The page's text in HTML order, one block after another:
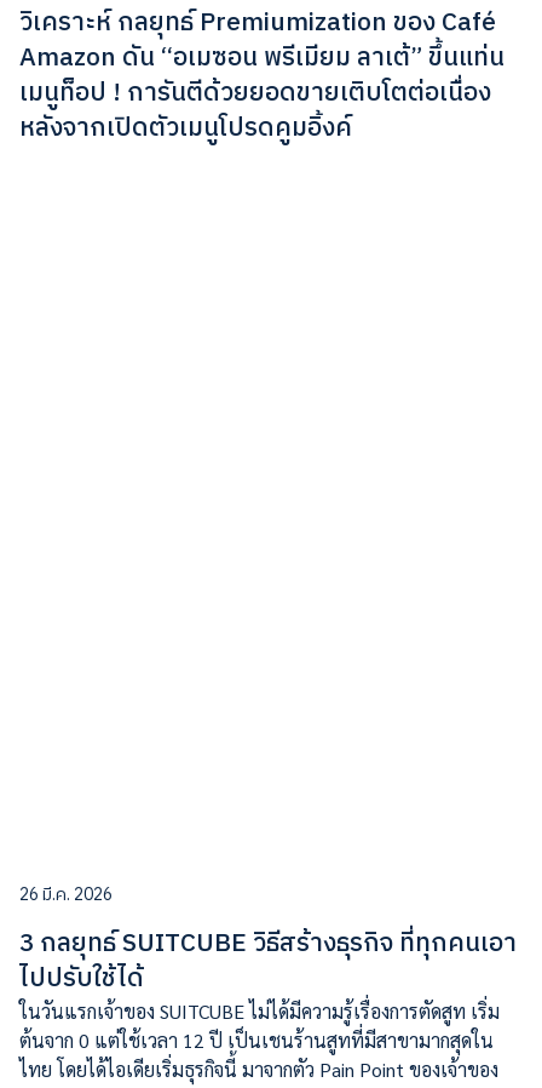
วิเคราะห์ กลยุทธ์ Premiumization ของ Café
Amazon ดัน “อเมซอน พรีเมียม ลาเต้” ขึ้นแท่น
เมนูท็อป ! การันตีด้วยยอดขายเติบโตต่อเนื่อง
หลังจากเปิดตัวเมนูโปรดคูมอิ้งค์
26 มี.ค. 2026
3 กลยุทธ์ SUITCUBE วิธีสร้างธุรกิจ ที่ทุกคนเอา
ไปปรับใช้ได้
ในวันแรกเจ้าของ SUITCUBE ไม่ได้มีความรู้เรื่องการตัดสูท เริ่ม
ต้นจาก 0 แต่ใช้เวลา 12 ปี เป็นเชนร้านสูทที่มีสาขามากสุดใน
ไทย โดยได้ไอเดียเริ่มธุรกิจนี้ มาจากตัว Pain Point ของเจ้าของ